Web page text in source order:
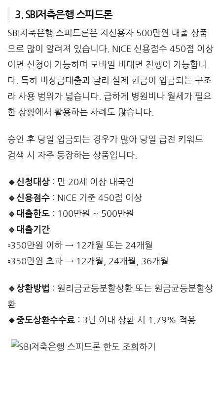
3. SBI저축은행 스피드론
SBI저축은행 스피드론은 저신용자 500만원 대출 상품
으로 많이 알려져 있습니다. NICE 신용점수 450점 이상
이면 신청이 가능하며 모바일 비대면 진행이 가능합니
다. 특히 비상금대출과 달리 실제 현금이 입금되는 구조
라 사용 범위가 넓습니다. 급하게 병원비나 월세가 필요
한 상황에서 활용하는 사례도 많습니다.
승인 후 당일 입금되는 경우가 많아 당일 급전 키워드
검색 시 자주 등장하는 상품입니다.
🔹신청대상 : 만 20세 이상 내국인
🔹신용점수 : NICE 기준 450점 이상
🔹대출한도 : 100만원 ~ 500만원
🔹대출기간
▫️350만원 이하 → 12개월 또는 24개월
▫️350만원 초과 → 12개월, 24개월, 36개월
🔹상환방법 : 원리금균등분할상환 또는 원금균등분할상
환
🔹중도상환수수료 : 3년 이내 상환 시 1.79% 적용